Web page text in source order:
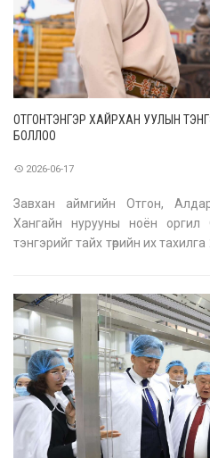
ОТГОНТЭНГЭР ХАЙРХАН УУЛЫН
БОЛЛОО
2026-06-17
Завхан аймгийн Отгон,
Хангайн нурууны ноён оргил
тэнгэрийг тайх төрийн их
аймгийн х